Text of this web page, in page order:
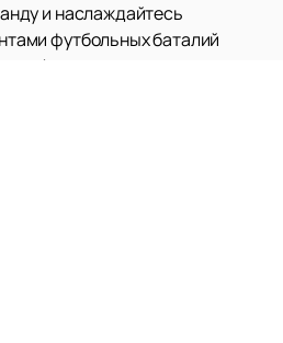
и наслаждайтесь
футбольных баталий